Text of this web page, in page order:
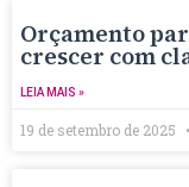
Orçamento
crescer com
LEIA MAIS »
19 de setembro de 2025